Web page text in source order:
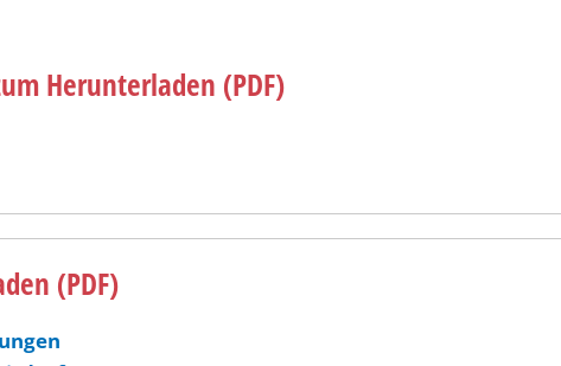
Herunterladen (PDF)
(PDF)